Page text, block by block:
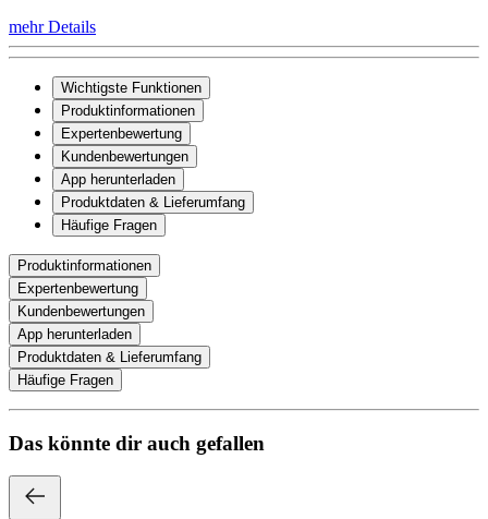
mehr Details
Wichtigste Funktionen
Produktinformationen
Expertenbewertung
Kundenbewertungen
App herunterladen
Produktdaten & Lieferumfang
Häufige Fragen
Produktinformationen
Expertenbewertung
Kundenbewertungen
App herunterladen
Produktdaten & Lieferumfang
Häufige Fragen
Das könnte dir auch gefallen